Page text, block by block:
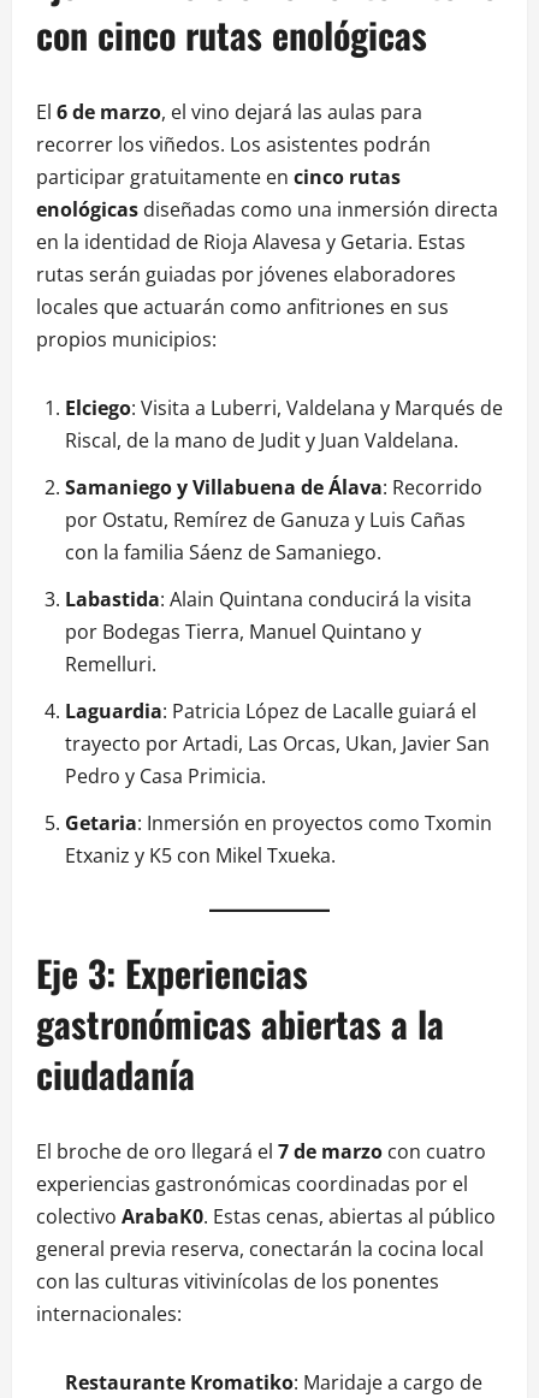
con cinco rutas enológicas
El 6 de marzo, el vino dejará las aulas para
recorrer los viñedos. Los asistentes podrán
participar gratuitamente en cinco rutas
enológicas diseñadas como una inmersión directa
en la identidad de Rioja Alavesa y Getaria. Estas
rutas serán guiadas por jóvenes elaboradores
locales que actuarán como anfitriones en sus
propios municipios:
Elciego: Visita a Luberri, Valdelana y Marqués de
Riscal, de la mano de Judit y Juan Valdelana.
Samaniego y Villabuena de Álava: Recorrido
por Ostatu, Remírez de Ganuza y Luis Cañas
con la familia Sáenz de Samaniego.
Labastida: Alain Quintana conducirá la visita
por Bodegas Tierra, Manuel Quintano y
Remelluri.
Laguardia: Patricia López de Lacalle guiará el
trayecto por Artadi, Las Orcas, Ukan, Javier San
Pedro y Casa Primicia.
Getaria: Inmersión en proyectos como Txomin
Etxaniz y K5 con Mikel Txueka.
Eje 3: Experiencias
gastronómicas abiertas a la
ciudadanía
El broche de oro llegará el 7 de marzo con cuatro
experiencias gastronómicas coordinadas por el
colectivo ArabaK0. Estas cenas, abiertas al público
general previa reserva, conectarán la cocina local
con las culturas vitivinícolas de los ponentes
internacionales:
Restaurante Kromatiko: Maridaje a cargo de